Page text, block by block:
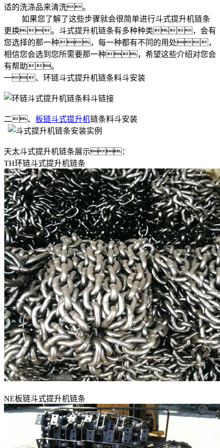
适的洗涤品来清洗。
如果您了解了这些步骤就会很简单进行斗式提升机链条
更换。斗式提升机链条有多种种类，会有
您选择的那一种，每一种都有不同的用处，
相信您会选到您所需要那一种，希望这些介绍对您会
有帮助。
一、环链斗式提升机链条料斗安装
二、 板链斗式提升机链条料斗安装
天太斗式提升机链条展示：
TH环链斗式提升机链条
NE板链斗式提升机链条